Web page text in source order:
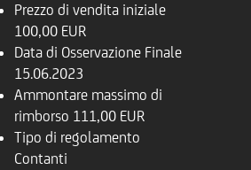
Prezzo di vendita iniziale
100,00 EUR
Data di Osservazione Finale
15.06.2023
Ammontare massimo di
rimborso 111,00 EUR
Tipo di regolamento
Contanti